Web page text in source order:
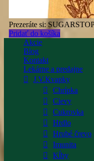
Prezeráte si:
Pridať do košíka
Akcie
Blog
Kontakt
Lekárne a predajne
J.V.Kvapky
Chrípka
Cievy
Cukrovka
Hrdlo
Hrubé črevo
Imunita
Kĺby